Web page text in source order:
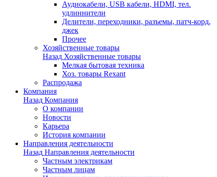
Аудиокабели, USB кабели, HDMI, тел.
удлиннители
Делители, переходники, разъемы, патч-корд,
джек
Прочее
Хозяйственные товары
Назад Хозяйственные товары
Мелкая бытовая техника
Хоз. товары Rexant
Распродажа
Компания
Назад Компания
О компании
Новости
Карьера
История компании
Направления деятельности
Назад Направления деятельности
Частным электрикам
Частным лицам